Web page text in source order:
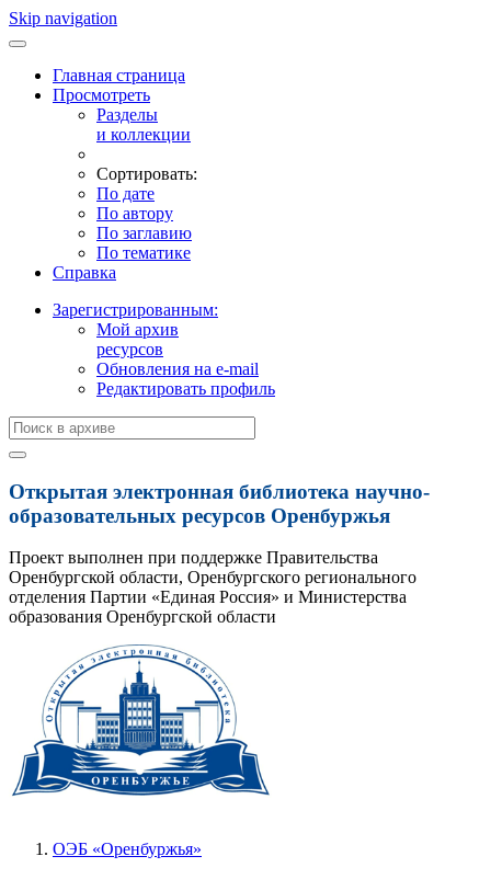
Skip navigation
Главная страница
Просмотреть
Разделы
и коллекции
Сортировать:
По дате
По автору
По заглавию
По тематике
Справка
Зарегистрированным:
Мой архив
ресурсов
Обновления на e-mail
Редактировать профиль
Открытая электронная библиотека научно-
образовательных ресурсов Оренбуржья
Проект выполнен при поддержке Правительства
Оренбургской области, Оренбургского регионального
отделения Партии «Единая Россия» и Министерства
образования Оренбургской области
ОЭБ «Оренбуржья»